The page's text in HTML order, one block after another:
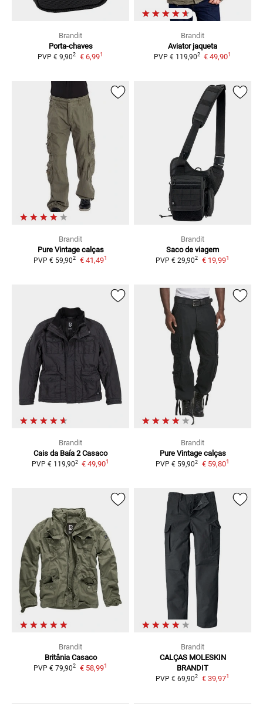
Brandit
Porta-chaves
PVP € 9,902 € 6,991
Brandit
Aviator jaqueta
PVP € 119,902 € 49,901
Brandit
Pure Vintage calças
PVP € 59,902 € 41,491
Brandit
Saco de viagem
PVP € 29,902 € 19,991
Brandit
Cais da Baía 2 Casaco
PVP € 119,902 € 49,901
Brandit
Pure Vintage calças
PVP € 59,902 € 59,801
Brandit
Britânia Casaco
PVP € 79,902 € 58,991
Brandit
CALÇAS MOLESKIN
BRANDIT
PVP € 69,902 € 39,971